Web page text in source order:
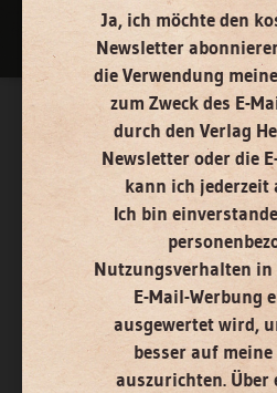
Ja, ich möchte den
Newsletter
die Verwendung
zum Zweck des E-
durch den Verlag
Newsletter oder die
kann ich jederzeit
Ich bin
Nutzungsverhalten in
E-Mail-Werbung
ausgewertet wird,
besser auf
auszurichten. Über